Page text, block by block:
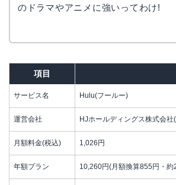
のドラマやアニメに強いってわけ!
項目
サービス名 Hulu(フールー)
運営会社 HJホールディングス株式会
月額料金(税込) 1,026円
年額プラン 10,260円(月額換算855円・約